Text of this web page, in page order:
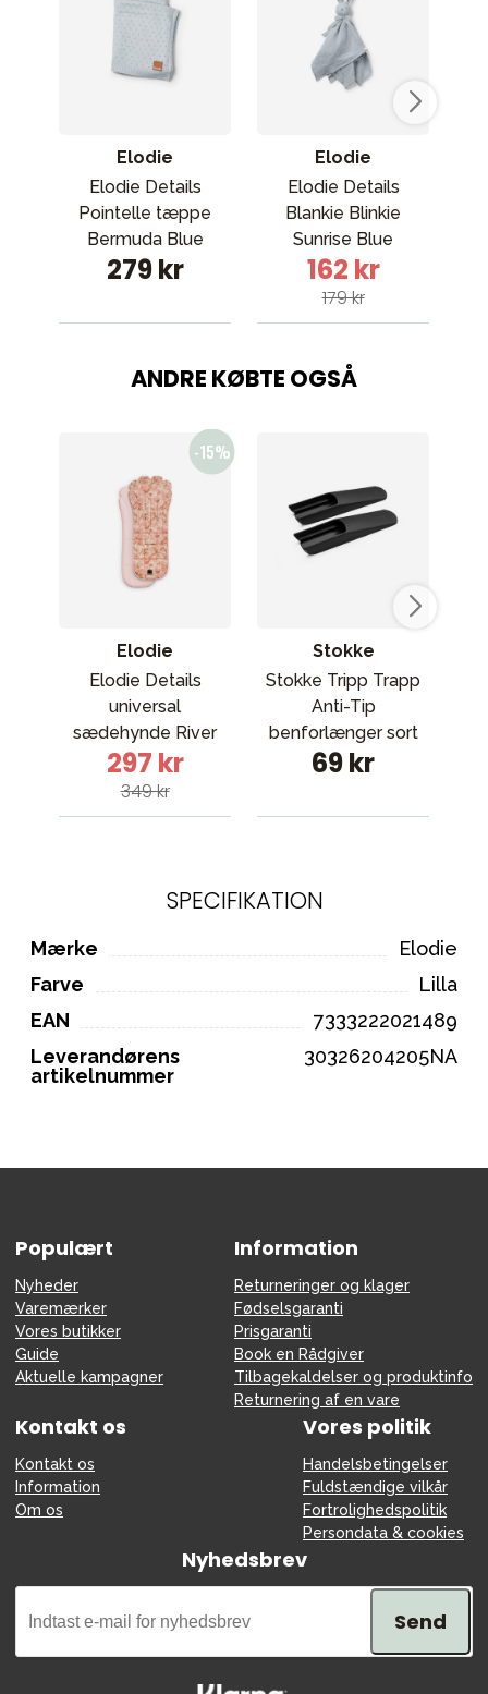
Elodie
Elodie Details
Pointelle tæppe
Bermuda Blue
279 kr
Elodie
Elodie Details
Blankie Blinkie
Sunrise Blue
162 kr
179 kr
ANDRE KØBTE OGSÅ
Elodie
Elodie Details
universal
sædehynde River
Rose
297 kr
349 kr
Stokke
Stokke Tripp Trapp
Anti-Tip
benforlænger sort
69 kr
SPECIFIKATION
Mærke
Elodie
Farve
Lilla
EAN
7333222021489
Leverandørens
artikelnummer
30326204205NA
Populært
Nyheder
Varemærker
Vores butikker
Guide
Aktuelle kampagner
Information
Returneringer og klager
Fødselsgaranti
Prisgaranti
Book en Rådgiver
Tilbagekaldelser og produktinfo
Returnering af en vare
Kontakt os
Kontakt os
Information
Om os
Vores politik
Handelsbetingelser
Fuldstændige vilkår
Fortrolighedspolitik
Persondata & cookies
Nyhedsbrev
Send